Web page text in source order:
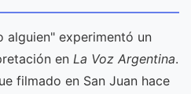
alguien" experimentó un
en La Voz Argentina.
filmado en San Juan hace